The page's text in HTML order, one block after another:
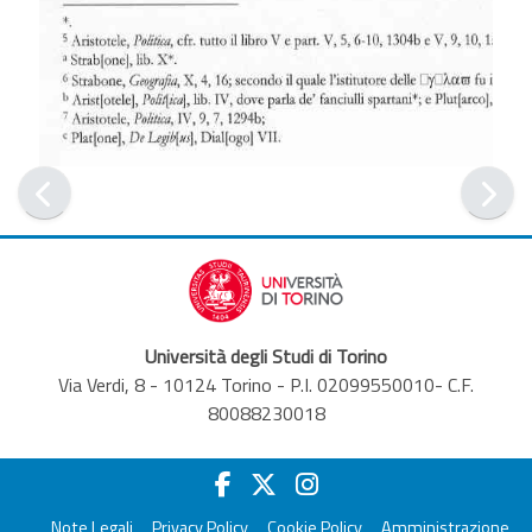
Università degli Studi di Torino
Via Verdi, 8 - 10124 Torino - P.I. 02099550010- C.F.
80088230018
Note Legali Privacy Policy Cookie Policy Amministrazione